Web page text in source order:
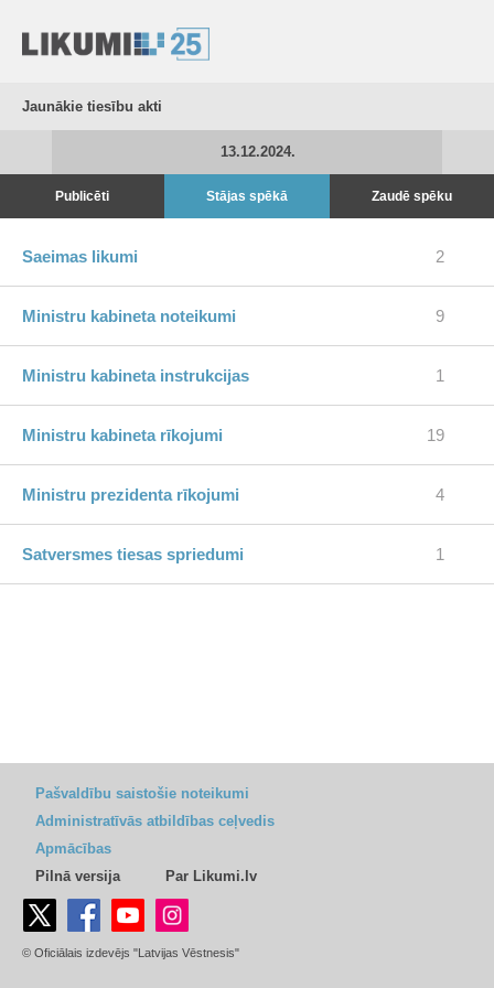
Jaunākie tiesību akti
13.12.2024.
Publicēti Stājas spēkā Zaudē spēku
Saeimas likumi 2
Ministru kabineta noteikumi 9
Ministru kabineta instrukcijas 1
Ministru kabineta rīkojumi 19
Ministru prezidenta rīkojumi 4
Satversmes tiesas spriedumi 1
Pašvaldību saistošie noteikumi
Administratīvās atbildības ceļvedis
Apmācības
Pilnā versija
Par Likumi.lv
© Oficiālais izdevējs "Latvijas Vēstnesis"